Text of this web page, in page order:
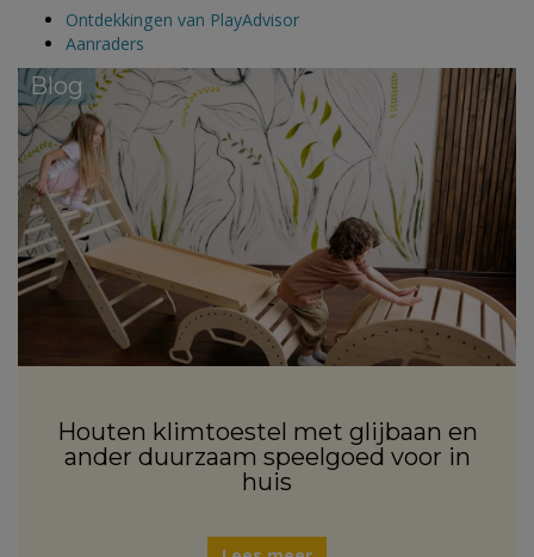
Ontdekkingen van PlayAdvisor
Aanraders
Blog
Houten klimtoestel met glijbaan en
ander duurzaam speelgoed voor in
huis